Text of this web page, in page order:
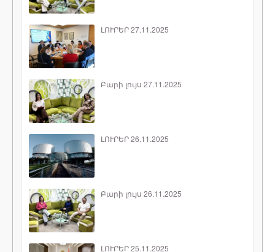
ԼՈՒՐԵՐ 27.11.2025
Բարի լույս 27.11.2025
ԼՈՒՐԵՐ 26.11.2025
Բարի լույս 26.11.2025
ԼՈՒՐԵՐ 25.11.2025